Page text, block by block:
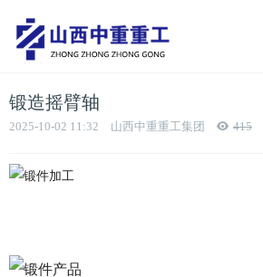
锻造摇臂轴
2025-10-02 11:32 山西中重重工集团 415